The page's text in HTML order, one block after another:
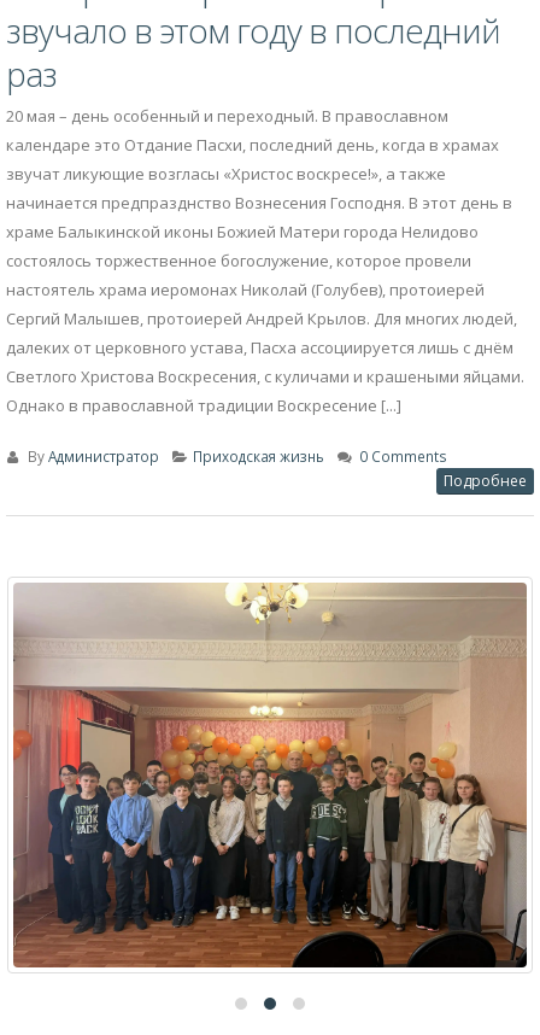
22
Май
Отдание Пасхи в Балыкинском
храме: «Христос Воскресе!»
звучало в этом году в последний
раз
20 мая – день особенный и переходный. В православном
календаре это Отдание Пасхи, последний день, когда в храмах
состоялось торжественное богослужение, которое провели
настоятель храма иеромонах Николай (Голубев), протоиерей
Сергий Малышев, протоиерей Андрей Крылов. Для многих людей,
далеких от церковного устава, Пасха ассоциируется лишь с днём
Светлого Христова Воскресения, с куличами и крашеными яйцами.
Однако в православной традиции Воскресение [...]
By Администратор Приходская жизнь 0 Comments
Подробнее